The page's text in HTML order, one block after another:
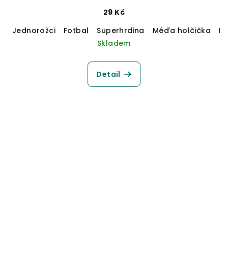
29 Kč
Jednorožci
Fotbal Superhrdina Méďa holčička
Skladem
Detail